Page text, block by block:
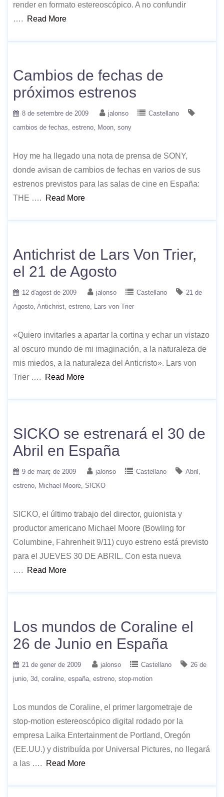
render en formato estereoscópico. A no confundir
….
Read More
Cambios de fechas de
próximos estrenos
8 de setembre de 2009 jalonso
Castellano
cambios de fechas estreno Moon sony
Hoy me ha llegado una nota de prensa de SONY,
donde avisan de cambios de fechas en varios de sus
estrenos previstos para las salas de cine en España:
THE ….
Read More
Antichrist de Lars Von Trier,
el 21 de Agosto
12 d'agost de 2009 jalonso Castellano
21 de
Agosto Antichrist estreno Lars von Trier
«Quiero invitarles a apartar la cortina y echar un vistazo
al oscuro mundo de mi imaginación, a la naturaleza de
mis miedos, a la naturaleza del Anticristo». Lars von
Trier ….
Read More
SICKO se estrenará el 30 de
Abril en España
9 de març de 2009 jalonso Castellano
Abril
estreno
Michael Moore SICKO
SICKO, el último trabajo del director, guionista y
productor americano Michael Moore (Bowling for
Columbine, Fahrenheit 9/11) cuyo estreno está previsto
para el JUEVES 30 DE ABRIL. Con esta nueva
….
Read More
Los mundos de Coraline el
26 de Junio en España
21 de gener de 2009 jalonso Castellano
26 de
junio 3d coraline españa estreno stop-motion
Los mundos de Coraline, el primer largometraje de
stop-motion estereoscópico digital rodado por la
empresa Laika Entertainment de Portland, Oregón
(EE.UU.) y distribuída por Universal Pictures, no llegará
a las ….
Read More